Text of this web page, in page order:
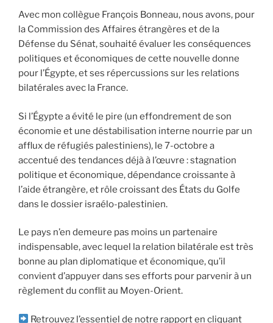
Avec mon collègue François Bonneau, nous avons, pour
la Commission des Affaires étrangères et de la
Défense du Sénat, souhaité évaluer les conséquences
politiques et économiques de cette nouvelle donne
pour l’Égypte, et ses répercussions sur les relations
bilatérales avec la France.
Si l’Égypte a évité le pire (un effondrement de son
économie et une déstabilisation interne nourrie par un
afflux de réfugiés palestiniens), le 7-octobre a
accentué des tendances déjà à l’œuvre : stagnation
politique et économique, dépendance croissante à
l’aide étrangère, et rôle croissant des États du Golfe
dans le dossier israélo-palestinien.
Le pays n’en demeure pas moins un partenaire
indispensable, avec lequel la relation bilatérale est très
bonne au plan diplomatique et économique, qu’il
convient d’appuyer dans ses efforts pour parvenir à un
règlement du conflit au Moyen-Orient.
Retrouvez l’essentiel de notre rapport en cliquant